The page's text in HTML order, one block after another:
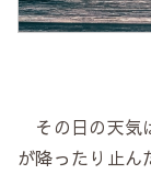
その日の天気
が降ったり止ん